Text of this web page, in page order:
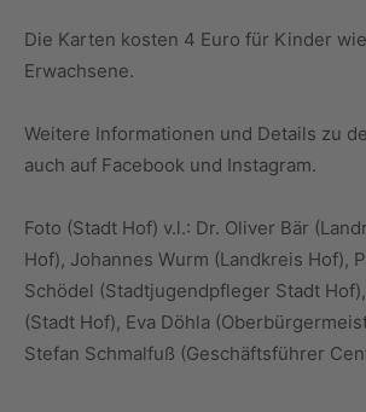
Die Karten kosten 4 Euro für Kinder
Erwachsene.
Weitere Informationen und Details zu
auch auf Facebook und Instagram.
Foto (Stadt Hof) v.l.: Dr. Oliver Bär
Hof), Johannes Wurm (Landkreis Hof),
Schödel (Stadtjugendpfleger Stadt
(Stadt Hof), Eva Döhla
Stefan Schmalfuß (Geschäftsführer